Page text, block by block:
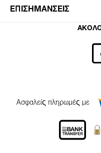
ΕΠΙΣΗΜΆΝΣΕΙΣ
Ασφαλείς πληρωμές με